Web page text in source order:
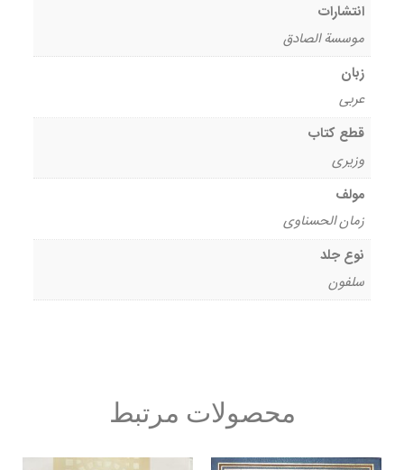
انتشارات
موسسة الصادق
زبان
عربی
قطع کتاب
وزیری
مولف
زمان الحسناوی
نوع جلد
سلفون
محصولات مرتبط